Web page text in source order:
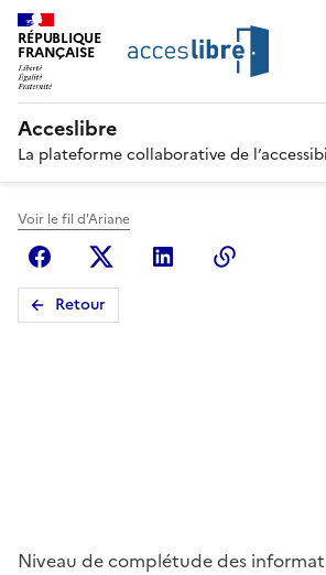
RÉPUBLIQUE
FRANÇAISE
Acceslibre
La plateforme collaborative de
Voir le fil d'Ariane
FacebookX (anciennement Twitter)
Linkedin
Retour
Niveau de complétude des